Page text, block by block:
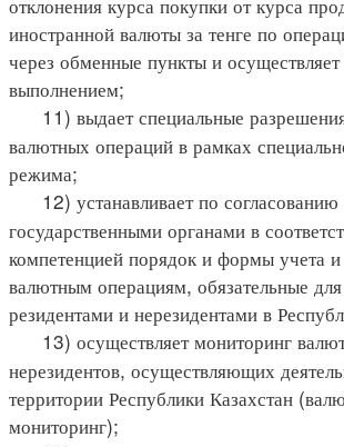
иностранной валюты за тенге по
через обменные пункты и осуществляет
выполнением;
11) выдает специальные
валютных операций в рамках
режима;
12) устанавливает по согласованию
государственными органами в
компетенцией порядок и формы учета и
валютным операциям, обязательные
резидентами и нерезидентами в
13) осуществляет мониторинг
нерезидентов, осуществляющих
территории Республики Казахстан
мониторинг);